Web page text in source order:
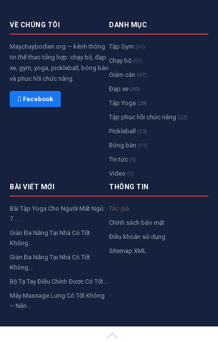
viết
VỀ CHÚNG TÔI
Maychaybodien.org — kênh thông
tin thể thao tổng hợp: chạy bộ, đạp
xe, gym, yoga, pickleball, bóng bàn
và phục hồi chức năng.
 Facebook
DANH MỤC
Tập Gym (61)
Chạy bộ (51)
Giảm cân (47)
Đạp xe (40)
Tập Yoga (28)
Tập phục hồi chức năng (22)
Pickleball (13)
Bóng bàn (11)
Tin tức (5)
Video (1)
BÀI VIẾT MỚI
Bài Tập Yoga Cho Người Mất Ngủ:
7...
Giàn Đa Năng Tại Nhà Có Tốt
Không...
Giàn Đa Năng Tại Nhà Có Tốt
Không...
Bộ Tạ Tay Điều Chỉnh Được Có Tốt...
Máy Massage Lưng Có Tốt Không
– Nên...
THÔNG TIN
Tác giả
Chính sách bảo mật
Điều khoản sử dụng
Sitemap XML